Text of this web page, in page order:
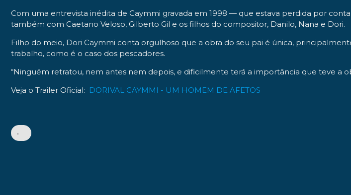
Com uma entrevista inédita de Caymmi gravada em 1998 — que estava perdida por
também com Caetano Veloso, Gilberto Gil e os filhos do compositor, Danilo, Nana e Dori.
Filho do meio, Dori Caymmi conta orgulhoso que a obra do seu pai é única,
trabalho, como é o caso dos pescadores.
“Ninguém retratou, nem antes nem depois, e dificilmente terá a importância que teve a
Veja o Trailer Oficial: DORIVAL CAYMMI - UM HOMEM DE AFETOS
•